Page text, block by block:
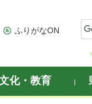
ふりがなON
化・教育